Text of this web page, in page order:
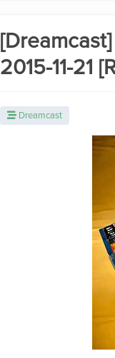
2015-11-21
Dreamcast